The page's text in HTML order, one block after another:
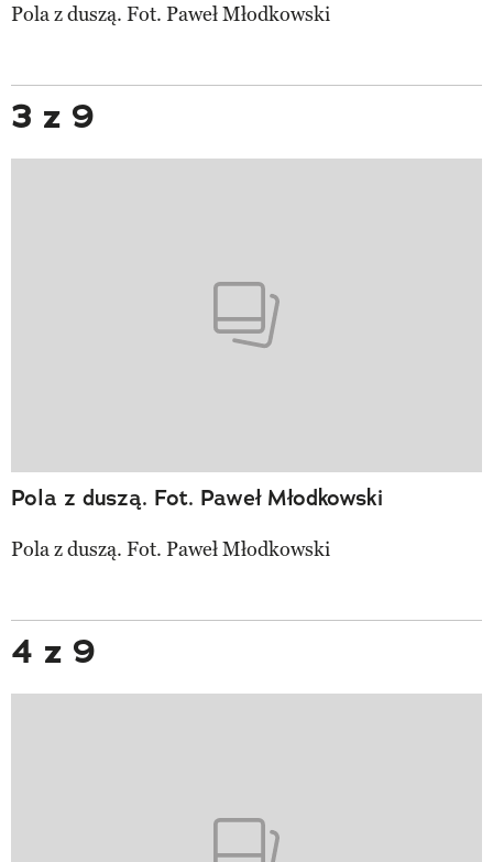
Pola z duszą. Fot. Paweł Młodkowski
3 z 9
Pola z duszą. Fot. Paweł Młodkowski
Pola z duszą. Fot. Paweł Młodkowski
4 z 9